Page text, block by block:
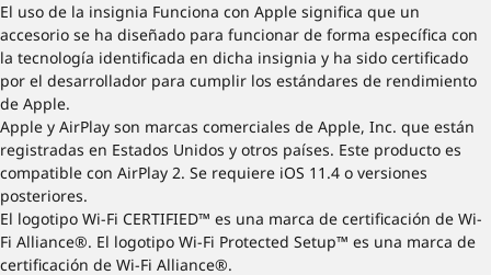
El uso de la insignia Funciona con Apple significa que un
accesorio se ha diseñado para funcionar de forma específica con
la tecnología identificada en dicha insignia y ha sido certificado
por el desarrollador para cumplir los estándares de rendimiento
de Apple.
Apple y AirPlay son marcas comerciales de Apple, Inc. que están
registradas en Estados Unidos y otros países. Este producto es
compatible con AirPlay 2. Se requiere iOS 11.4 o versiones
posteriores.
El logotipo Wi-Fi CERTIFIED™ es una marca de certificación de Wi-
Fi Alliance®. El logotipo Wi-Fi Protected Setup™ es una marca de
certificación de Wi-Fi Alliance®.